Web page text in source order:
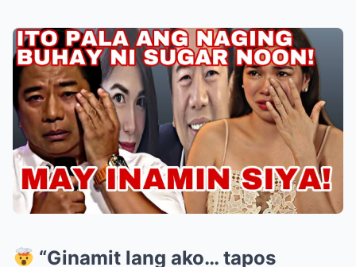
“Ginamit lang ako… tapos